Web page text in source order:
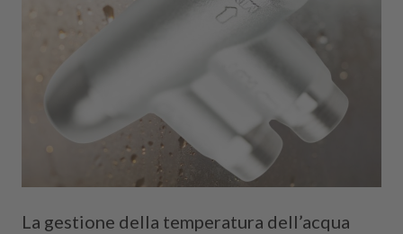
La gestione della temperatura dell’acqua